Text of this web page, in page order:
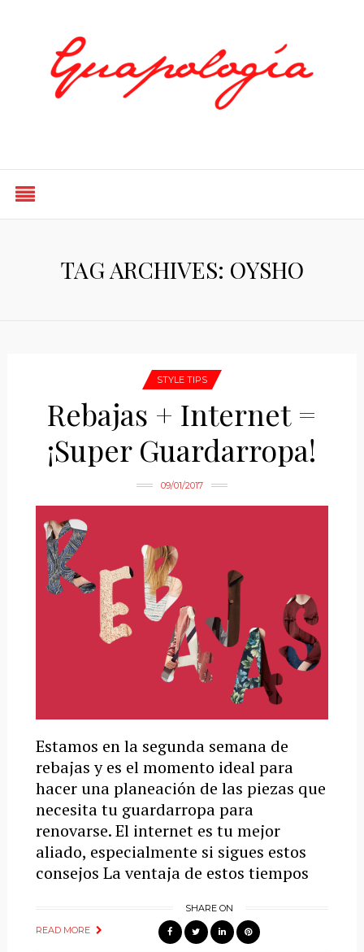
TAG ARCHIVES: OYSHO
STYLE TIPS
Rebajas + Internet =
¡Super Guardarropa!
09/01/2017
Estamos en la segunda semana de
rebajas y es el momento ideal para
hacer una planeación de las piezas que
necesita tu guardarropa para
renovarse. El internet es tu mejor
aliado, especialmente si sigues estos
consejos La ventaja de estos tiempos
READ MORE
SHARE ON